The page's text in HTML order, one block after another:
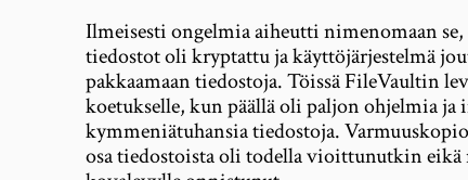
Ilmeisesti ongelmia aiheutti nimenomaan
tiedostot oli kryptattu ja käyttöjärjestelmä
pakkaamaan tiedostoja. Töissä FileVaultin
koetukselle, kun päällä oli paljon ohjelmia ja
kymmeniätuhansia tiedostoja.
osa tiedostoista oli todella vioittunutkin